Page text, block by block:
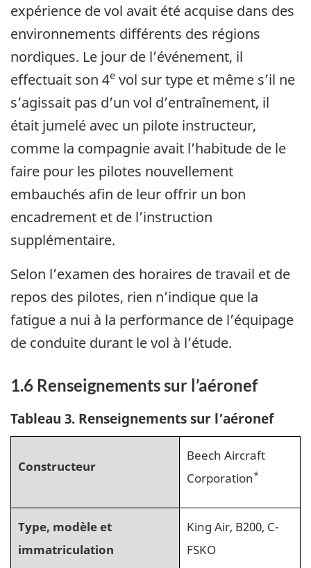
expérience de vol avait été acquise dans des
environnements différents des régions
nordiques. Le jour de l’événement, il
effectuait son 4e vol sur type et même s’il ne
s’agissait pas d’un vol d’entraînement, il
était jumelé avec un pilote instructeur,
comme la compagnie avait l’habitude de le
faire pour les pilotes nouvellement
embauchés afin de leur offrir un bon
encadrement et de l’instruction
supplémentaire.
Selon l’examen des horaires de travail et de
repos des pilotes, rien n’indique que la
fatigue a nui à la performance de l’équipage
de conduite durant le vol à l’étude.
1.6 Renseignements sur l’aéronef
Tableau 3. Renseignements sur l’aéronef
Constructeur
Beech Aircraft
Corporation*
Type, modèle et
immatriculation
King Air, B200, C-
FSKO